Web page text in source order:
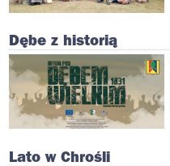
Dębe z historią
Lato w Chrośli